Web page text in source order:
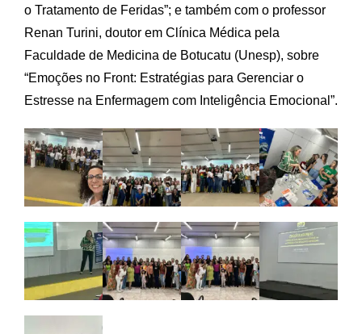
o Tratamento de Feridas”; e também com o professor
Renan Turini, doutor em Clínica Médica pela
Faculdade de Medicina de Botucatu (Unesp), sobre
“Emoções no Front: Estratégias para Gerenciar o
Estresse na Enfermagem com Inteligência Emocional”.